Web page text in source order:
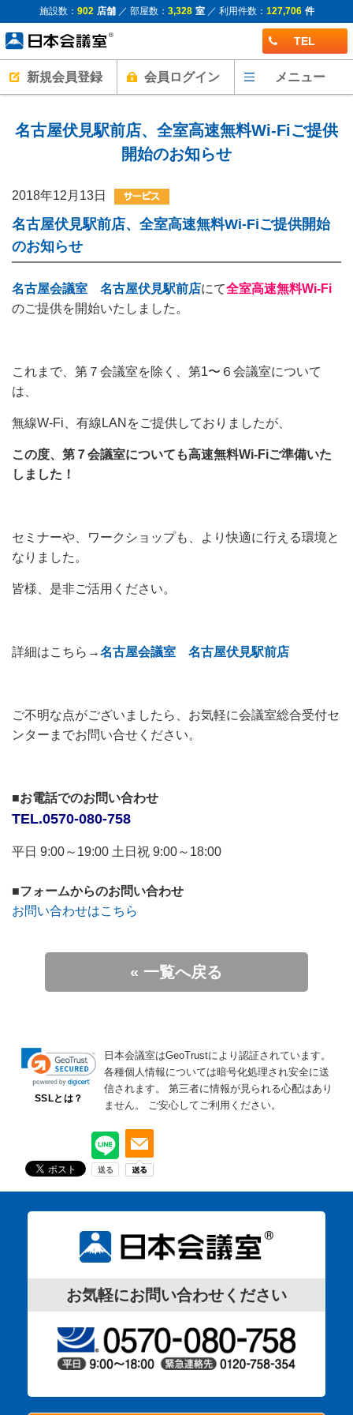
施設数： 902 店舗／ 部屋数： 3,328 室／ 利用件数： 127,706 件
TEL
新規会員登録 会員ログイン メニュー
名古屋伏見駅前店、全室高速無料Wi-Fiご提供
開始のお知らせ
2018年12月13日
名古屋伏見駅前店、全室高速無料Wi-Fiご提供開始
のお知らせ
名古屋会議室 名古屋伏見駅前店にて全室高速無料Wi-Fi
のご提供を開始いたしました。
これまで、第７会議室を除く、第1〜６会議室について
は、
無線W-Fi、有線LANをご提供しておりましたが、
この度、第７会議室についても高速無料Wi-Fiご準備いた
しました！
セミナーや、ワークショップも、より快適に行える環境と
なりました。
皆様、是非ご活用ください。
詳細はこちら→名古屋会議室 名古屋伏見駅前店
ご不明な点がございましたら、お気軽に会議室総合受付セ
ンターまでお問い合せください。
■お電話でのお問い合わせ
TEL.0570-080-758
平日 9:00～19:00 土日祝 9:00～18:00
■フォームからのお問い合わせ
お問い合わせはこちら
« 一覧へ戻る
SSLとは？
日本会議室はGeoTrustにより認証されています。
各種個人情報については暗号化処理され安全に送
信されます。
第三者に情報が見られる心配はあり
ません。
ご安心してご利用ください。
お気軽にお問い合わせください